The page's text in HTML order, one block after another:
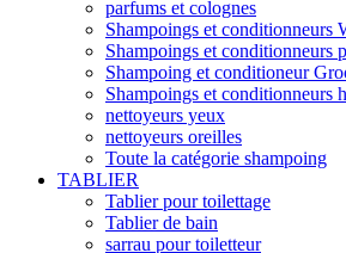
parfums et colognes
Shampoings et conditionneurs
Shampoings et conditionneurs
Shampoing et conditioneur
Shampoings et conditionneurs
nettoyeurs yeux
nettoyeurs oreilles
Toute la catégorie shampoing
TABLIER
Tablier pour toilettage
Tablier de bain
sarrau pour toiletteur